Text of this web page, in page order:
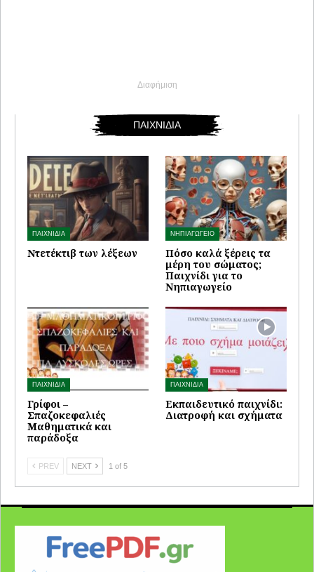
Διαφήμιση
ΠΑΙΧΝΙΔΙΑ
ΠΑΙΧΝΙΔΙΑ
Ντετέκτιβ των λέξεων
ΝΗΠΙΑΓΩΓΕΙΟ
Πόσο καλά ξέρεις τα
μέρη του σώματος;
Παιχνίδι για το
Νηπιαγωγείο
ΠΑΙΧΝΙΔΙΑ
Γρίφοι –
Σπαζοκεφαλιές
Μαθηματικά και
παράδοξα
ΠΑΙΧΝΙΔΙΑ
Εκπαιδευτικό παιχνίδι:
Διατροφή και σχήματα
PREV NEXT 1 of 5